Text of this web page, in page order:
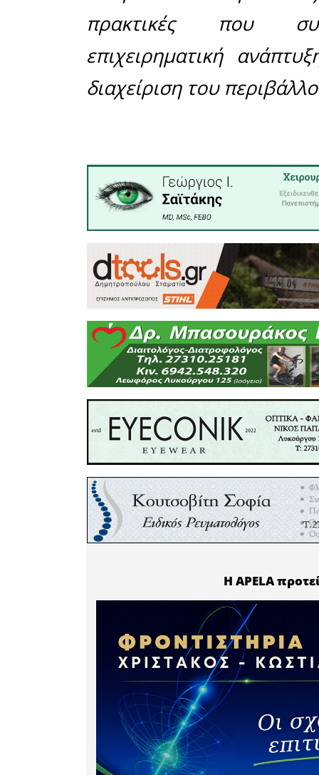
Ο
και
δήλωσε
«Αυτή η
που
την
στηρίζει
μας. Δεν
τομείς